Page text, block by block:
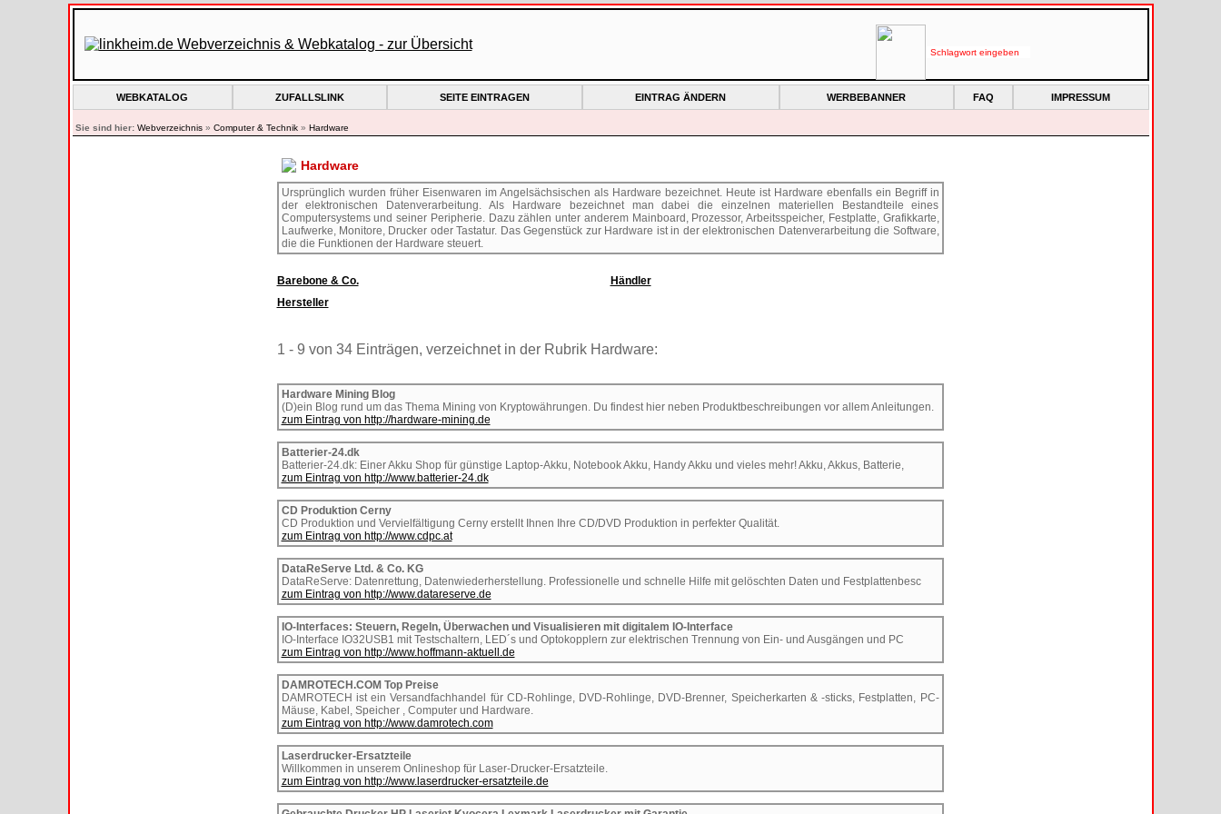
WEBKATALOG ZUFALLSLINK SEITE EINTRAGEN EINTRAG ÄNDERN WERBEBANNER FAQ IMPRESSUM
Sie sind hier: Webverzeichnis» Computer & Technik» Hardware
Hardware
Ursprünglich wurden früher Eisenwaren im Angelsächsischen als Hardware bezeichnet. Heute ist Hardware ebenfalls ein Begriff in
der elektronischen Datenverarbeitung. Als Hardware bezeichnet man dabei die einzelnen materiellen Bestandteile eines
Computersystems und seiner Peripherie. Dazu zählen unter anderem Mainboard, Prozessor, Arbeitsspeicher, Festplatte, Grafikkarte,
Laufwerke, Monitore, Drucker oder Tastatur. Das Gegenstück zur Hardware ist in der elektronischen Datenverarbeitung die Software,
die die Funktionen der Hardware steuert.
Barebone & Co.
Händler
Hersteller
1 - 9 von 34 Einträgen, verzeichnet in der Rubrik Hardware:
Hardware Mining Blog
(D)ein Blog rund um das Thema Mining von Kryptowährungen. Du findest hier neben Produktbeschreibungen vor allem Anleitungen.
zum Eintrag von http://hardware-mining.de
Batterier-24.dk
Batterier-24.dk: Einer Akku Shop für günstige Laptop-Akku, Notebook Akku, Handy Akku und vieles mehr! Akku, Akkus, Batterie,
zum Eintrag von http://www.batterier-24.dk
CD Produktion Cerny
CD Produktion und Vervielfältigung Cerny erstellt Ihnen Ihre CD/DVD Produktion in perfekter Qualität.
zum Eintrag von http://www.cdpc.at
DataReServe Ltd. & Co. KG
DataReServe: Datenrettung, Datenwiederherstellung. Professionelle und schnelle Hilfe mit gelöschten Daten und Festplattenbesc
zum Eintrag von http://www.datareserve.de
IO-Interfaces: Steuern, Regeln, Überwachen und Visualisieren mit digitalem IO-Interface
IO-Interface IO32USB1 mit Testschaltern, LED´s und Optokopplern zur elektrischen Trennung von Ein- und Ausgängen und PC
zum Eintrag von http://www.hoffmann-aktuell.de
DAMROTECH.COM Top Preise
DAMROTECH ist ein Versandfachhandel für CD-Rohlinge, DVD-Rohlinge, DVD-Brenner, Speicherkarten & -sticks, Festplatten, PC-
Mäuse, Kabel, Speicher , Computer und Hardware.
zum Eintrag von http://www.damrotech.com
Laserdrucker-Ersatzteile
Willkommen in unserem Onlineshop für Laser-Drucker-Ersatzteile.
zum Eintrag von http://www.laserdrucker-ersatzteile.de